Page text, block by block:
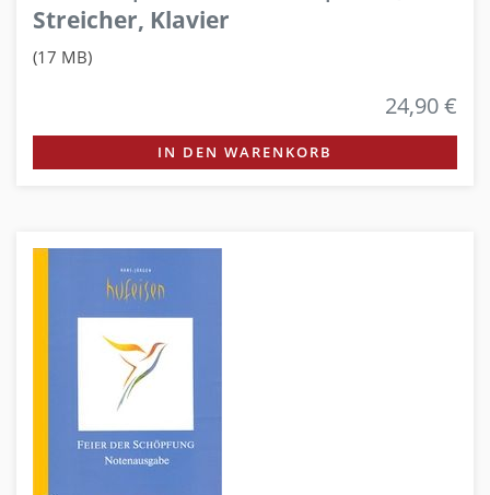
Streicher, Klavier
(17 MB)
24,90 €
IN DEN WARENKORB